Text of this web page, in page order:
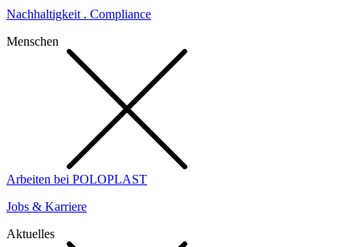
Nachhaltigkeit . Compliance
Menschen
Arbeiten bei POLOPLAST
Jobs & Karriere
Aktuelles